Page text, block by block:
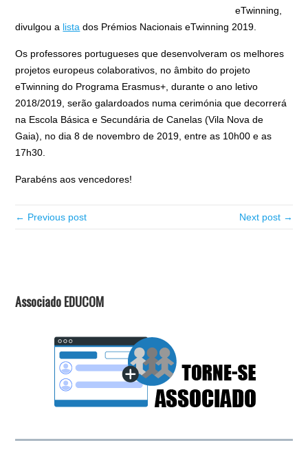
eTwinning,
divulgou a lista dos Prémios Nacionais eTwinning 2019.
Os professores portugueses que desenvolveram os melhores
projetos europeus colaborativos, no âmbito do projeto
eTwinning do Programa Erasmus+, durante o ano letivo
2018/2019, serão galardoados numa cerimónia que decorrerá
na Escola Básica e Secundária de Canelas (Vila Nova de
Gaia), no dia 8 de novembro de 2019, entre as 10h00 e as
17h30.
Parabéns aos vencedores!
← Previous post Next post →
Associado EDUCOM